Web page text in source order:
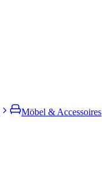
Möbel & Accessoires